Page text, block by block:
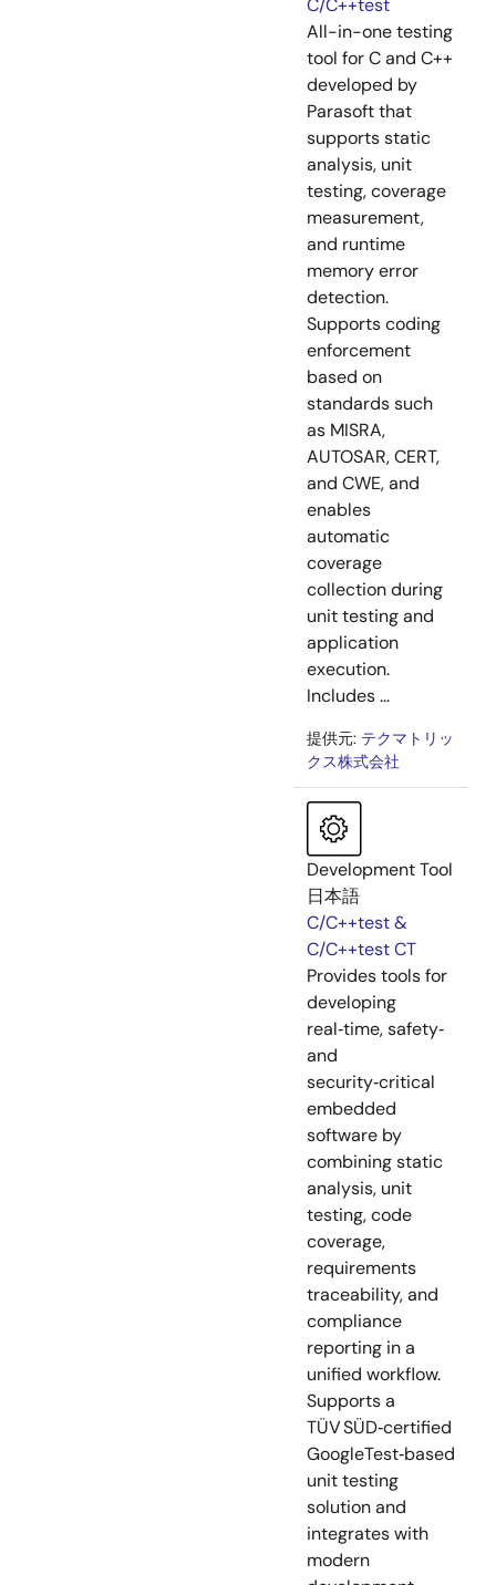
C/C++test
All-in-one testing
tool for C and C++
developed by
Parasoft that
supports static
analysis, unit
testing, coverage
measurement,
and runtime
memory error
detection.
Supports coding
enforcement
based on
standards such
as MISRA,
AUTOSAR, CERT,
and CWE, and
enables
automatic
coverage
collection during
unit testing and
application
execution.
Includes ...
提供元: テクマトリッ
クス株式会社
Development Tool
日本語
C/C++test &
C/C++test CT
Provides tools for
developing
real‑time, safety‑
and
security‑critical
embedded
software by
combining static
analysis, unit
testing, code
coverage,
requirements
traceability, and
compliance
reporting in a
unified workflow.
Supports a
TÜV SÜD‑certified
GoogleTest‑based
unit testing
solution and
integrates with
modern